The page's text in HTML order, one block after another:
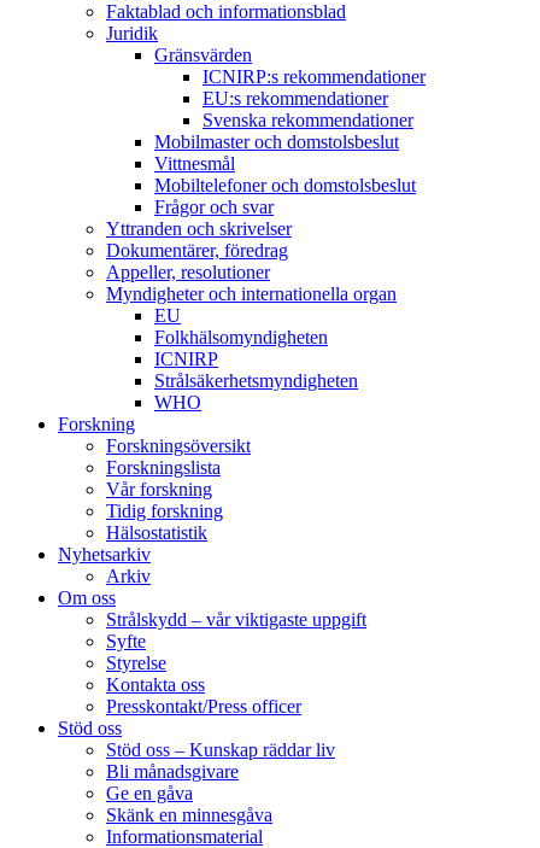
Faktablad och informationsblad
Juridik
Gränsvärden
ICNIRP:s rekommendationer
EU:s rekommendationer
Svenska rekommendationer
Mobilmaster och domstolsbeslut
Vittnesmål
Mobiltelefoner och domstolsbeslut
Frågor och svar
Yttranden och skrivelser
Dokumentärer, föredrag
Appeller, resolutioner
Myndigheter och internationella organ
EU
Folkhälsomyndigheten
ICNIRP
Strålsäkerhetsmyndigheten
WHO
Forskning
Forskningsöversikt
Forskningslista
Vår forskning
Tidig forskning
Hälsostatistik
Nyhetsarkiv
Arkiv
Om oss
Strålskydd – vår viktigaste uppgift
Syfte
Styrelse
Kontakta oss
Presskontakt/Press officer
Stöd oss
Stöd oss – Kunskap räddar liv
Bli månadsgivare
Ge en gåva
Skänk en minnesgåva
Informationsmaterial